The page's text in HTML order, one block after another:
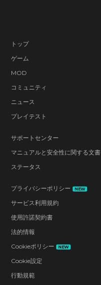
トップ
ゲーム
MOD
コミュニティ
ニュース
プレイテスト
サポートセンター
マニュアルと安全性に関する文書
ステータス
プライバシーポリシー NEW
サービス利用規約
使用許諾契約書
法的情報
Cookieポリシー
NEW
Cookie設定
行動規範